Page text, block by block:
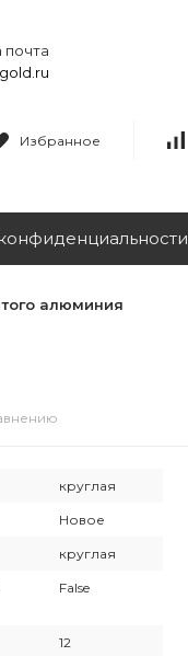
почта
Избранное
алюминия
круглая
Новое
круглая
False
12